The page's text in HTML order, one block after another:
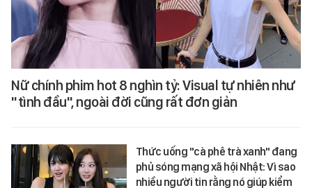
Nữ chính phim hot 8 nghìn tỷ: Visual tự nhiên như
"tình đầu", ngoài đời cũng rất đơn giản
Thức uống "cà phê trà xanh" đang
phủ sóng mạng xã hội Nhật: Vì sao
nhiều người tin rằng nó giúp kiểm